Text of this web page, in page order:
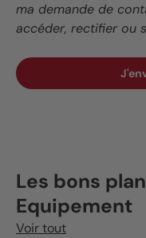
ma demande de
accéder, rectifier ou
Les bons
Equipement
Voir tout